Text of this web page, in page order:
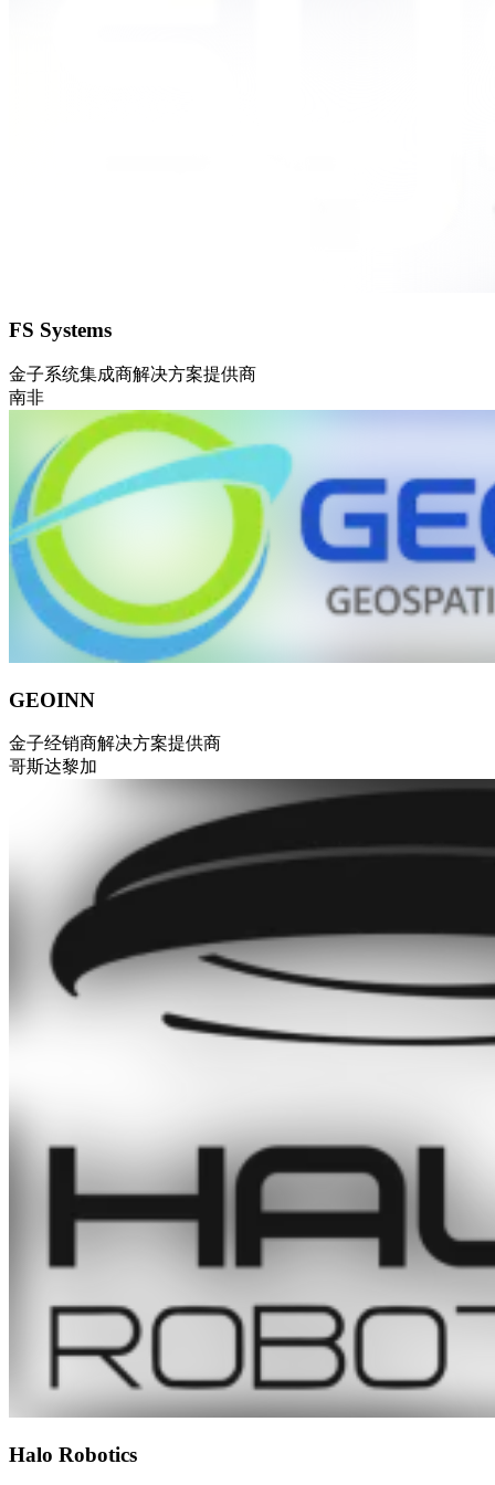
FS Systems
金子系统集成商解决方案提供商
南非
GEOINN
金子经销商解决方案提供商
哥斯达黎加
Halo Robotics